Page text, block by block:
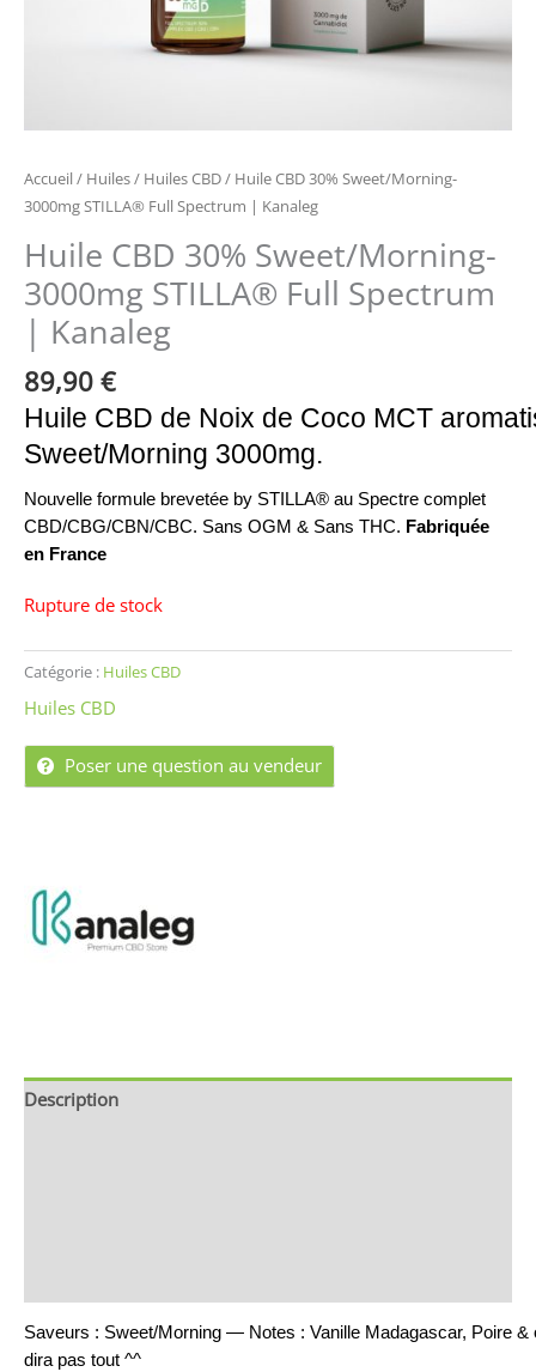
Accueil/ Huiles/ Huiles CBD/ Huile CBD 30% Sweet/Morning-
3000mg STILLA® Full Spectrum | Kanaleg
Huile CBD 30% Sweet/Morning-
3000mg STILLA® Full Spectrum
| Kanaleg
89,90 €
Huile CBD de Noix de Coco MCT
Sweet/Morning 3000mg.
Nouvelle formule brevetée by STILLA® au Spectre complet
CBD/CBG/CBN/CBC. Sans OGM & Sans THC. Fabriquée
en France
Rupture de stock
Catégorie : Huiles CBD
Huiles CBD
Poser une question au vendeur
Description
Saveurs : Sweet/Morning — Notes : Vanille Madagascar, Poire &
dira pas tout ^^